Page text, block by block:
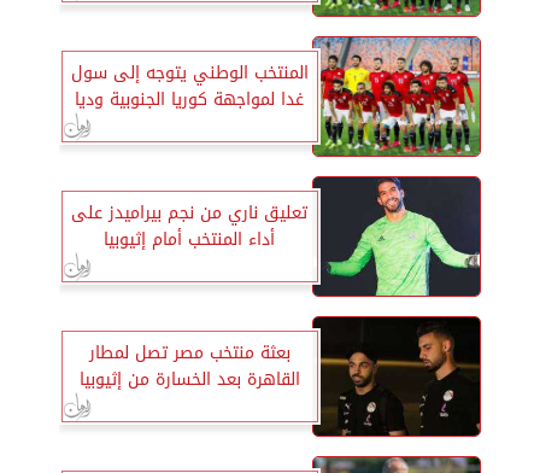
المنتخب الوطني يتوجه إلى سول
غدا لمواجهة كوريا الجنوبية وديا
تعليق ناري من نجم بيراميدز على
أداء المنتخب أمام إثيوبيا
بعثة منتخب مصر تصل لمطار
القاهرة بعد الخسارة من إثيوبيا